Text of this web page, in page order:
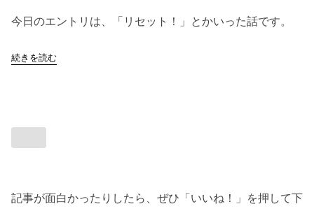
今日のエントリは、「リセット！」とかいった話です。
続きを読む
記事が面白かったりしたら、ぜひ「いいね！」を押して下